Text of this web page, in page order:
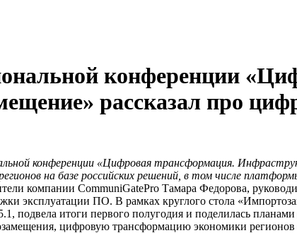
конференции
рассказал про
конференции «Цифровая трансформация.
на базе российских решений, в том числе
компании CommuniGatePro Тамара Федорова,
эксплуатации ПО. В рамках круглого стола
подвела итоги первого полугодия и поделилась
цифровую трансформацию экономики